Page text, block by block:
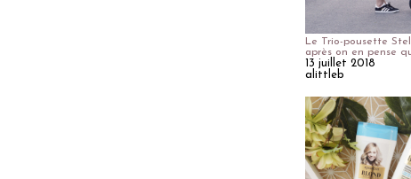
Le Trio-pousette
après on en pense
13 juillet 2018
alittleb